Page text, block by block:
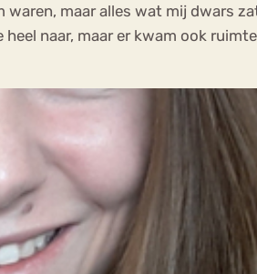
maar alles wat mij dwars
naar, maar er kwam ook